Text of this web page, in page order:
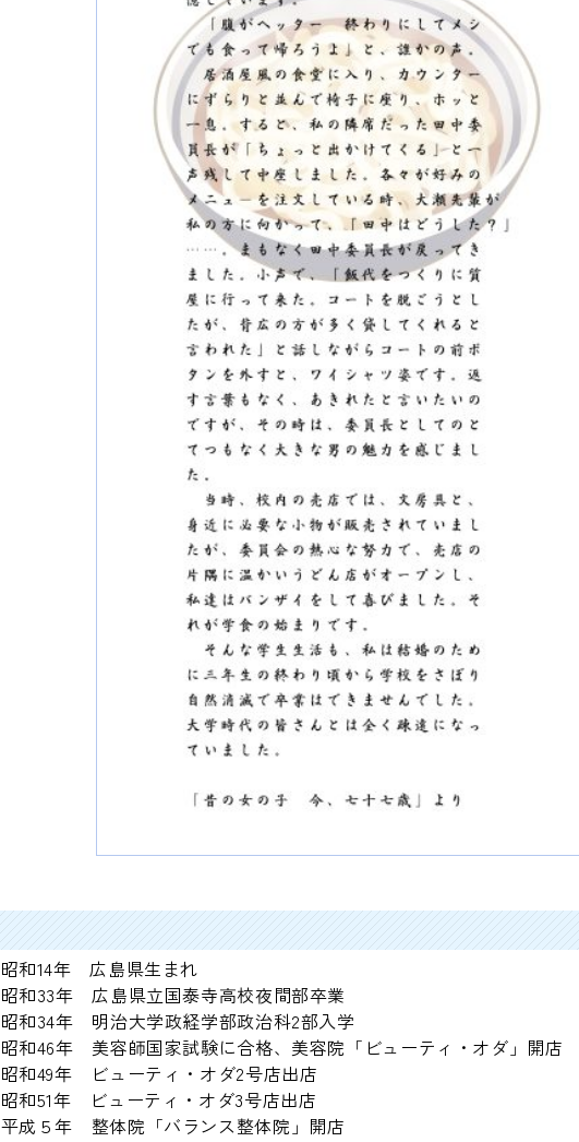
昭和14年 広島県生まれ
昭和33年 広島県立国泰寺高校夜間部卒業
昭和34年 明治大学政経学部政治科2部入学
昭和46年 美容師国家試験に合格、美容院「ビューティ・オダ」開店
昭和49年 ビューティ・オダ2号店出店
昭和51年 ビューティ・オダ3号店出店
平成５年 整体院「バランス整体院」開店